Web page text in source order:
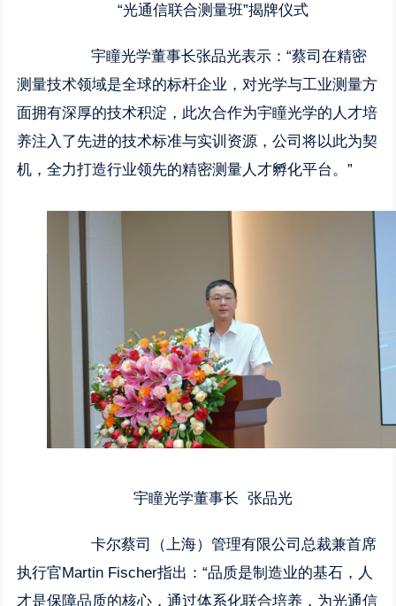
“光通信联合测量班”揭牌仪式
宇瞳光学董事长张品光表示：“蔡司在精密
测量技术领域是全球的标杆企业，对光学与工业测量方
面拥有深厚的技术积淀，此次合作为宇瞳光学的人才培
养注入了先进的技术标准与实训资源，公司将以此为契
机，全力打造行业领先的精密测量人才孵化平台。”
宇瞳光学董事长 张品光
卡尔蔡司（上海）管理有限公司总裁兼首席
执行官Martin Fischer指出：“品质是制造业的基石，人
才是保障品质的核心，通过体系化联合培养，为光通信